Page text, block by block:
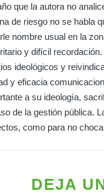
que la autora no
de riesgo no se habla
nombre usual en la
y difícil
ideológicos y
y eficacia
a su ideología,
de la gestión pública.
como para no
DEJA